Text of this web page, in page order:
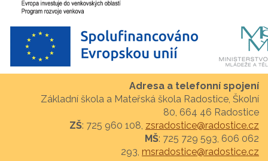
Adresa a telefonní spojení
Základní škola a Mateřská škola Radostice, Školní
80, 664 46 Radostice
ZŠ: 725 960 108, zsradostice@radostice.cz
MŠ: 725 729 593, 606 062
293, msradostice@radostice.cz